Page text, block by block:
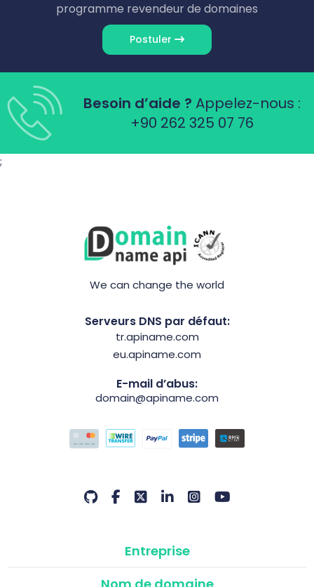
programme revendeur de domaines
Postuler
Besoin d’aide ? Appelez-nous :
+90 262 325 07 76
;
We can change the world
Serveurs DNS par défaut:
tr.apiname.com
eu.apiname.com
E-mail d’abus:
domain@apiname.com
Entreprise